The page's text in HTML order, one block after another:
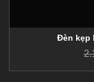
Đèn kẹp